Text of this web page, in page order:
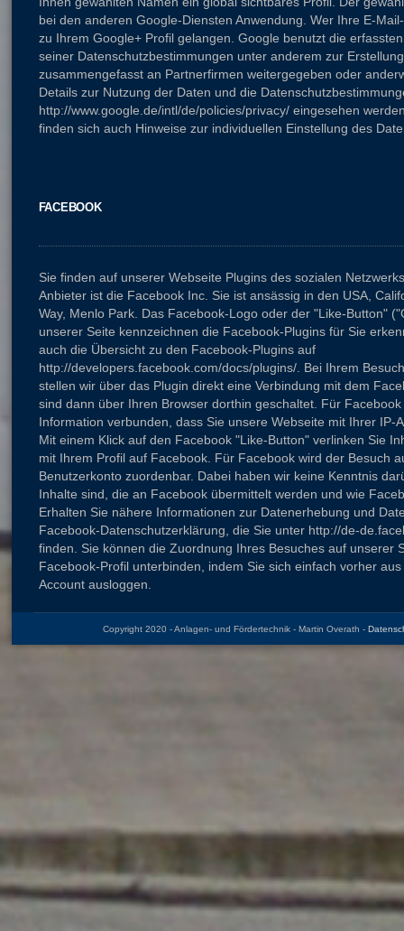
bei den anderen Google-Diensten Anwendung. Wer Ihre E-
zu Ihrem Google+ Profil gelangen. Google benutzt die
seiner Datenschutzbestimmungen unter anderem zur
zusammengefasst an Partnerfirmen weitergegeben oder
Details zur Nutzung der Daten und die
http://www.google.de/intl/de/policies/privacy/ eingesehen
finden sich auch Hinweise zur individuellen Einstellung des
FACEBOOK
Sie finden auf unserer Webseite Plugins des sozialen
Anbieter ist die Facebook Inc. Sie ist ansässig in den USA,
Way, Menlo Park. Das Facebook-Logo oder der "Like-Button"
unserer Seite kennzeichnen die Facebook-Plugins für Sie
auch die Übersicht zu den Facebook-Plugins auf
http://developers.facebook.com/docs/plugins/. Bei Ihrem
stellen wir über das Plugin direkt eine Verbindung mit dem
sind dann über Ihren Browser dorthin geschaltet. Für
Information verbunden, dass Sie unsere Webseite mit Ihrer IP-
Mit einem Klick auf den Facebook "Like-Button" verlinken Sie
mit Ihrem Profil auf Facebook. Für Facebook wird der Besuch
Benutzerkonto zuordenbar. Dabei haben wir keine Kenntnis
Inhalte sind, die an Facebook übermittelt werden und wie
Erhalten Sie nähere Informationen zur Datenerhebung und
Facebook-Datenschutzerklärung, die Sie unter http://de-
finden. Sie können die Zuordnung Ihres Besuches auf unserer
Facebook-Profil unterbinden, indem Sie sich einfach vorher
Account ausloggen.
Copyright 2020 - Anlagen- und Fördertechnik - Martin Overath -